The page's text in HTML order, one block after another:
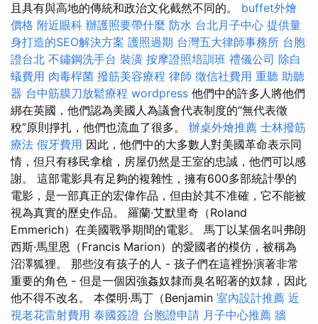
且具有與高地的傳統和政治文化截然不同的。 buffet外燴
價格 附近眼科 辦護照要帶什麼 防水 台北月子中心 提供量
身打造的SEO解決方案 護照過期 台灣五大律師事務所 台胞
證台北 不鏽鋼洗手台 裝潢 按摩證照培訓班 禮儀公司 除白
蟻費用 肉毒桿菌 撥筋美容療程 律師 徵信社費用 重聽 助聽
器 台中筋膜刀放鬆療程 wordpress 他們中的許多人將他們
綁在英國，他們認為美國人為議會代表制度的“無代表徵
稅”原則掙扎，他們也流血了很多。 辦桌外燴推薦 士林撥筋
療法 假牙費用 因此，他們中的大多數人對美國革命表示同
情，但只有移民拿槍，房屋仍然是王室的忠誠，他們可以感
謝。 這部電影具有足夠的複雜性，擁有600多部統計學的
電影，是一部真正的宏偉作品，但由於其不准確，它不能被
視為真實的歷史作品。 羅蘭·艾默里奇（Roland
Emmerich）在美國戰爭期間的電影。 馬丁以某個名叫弗朗
西斯·馬里恩（Francis Marion）的愛國者的模仿，被稱為
沼澤狐狸。 那些沒有孩子的人 - 孩子們在這裡扮演著非常
重要的角色 - 但是一個因強姦奴隸而臭名昭著的奴隸，因此
他不得不改名。 本傑明·馬丁（Benjamin 室內設計推薦 近
視老花雷射費用 泰國簽證 台胞證申請 月子中心推薦 牆